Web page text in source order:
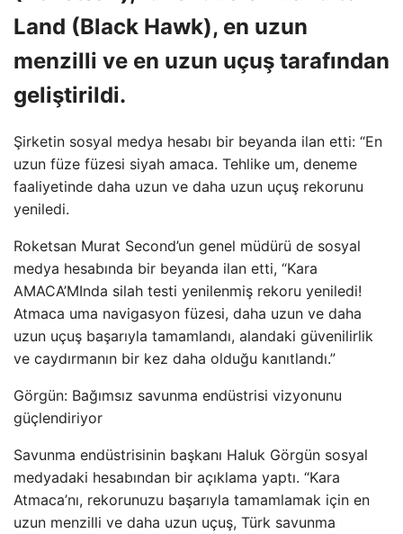
Land (Black Hawk), en uzun
menzilli ve en uzun uçuş tarafından
geliştirildi.
Şirketin sosyal medya hesabı bir beyanda ilan etti: “En
uzun füze füzesi siyah amaca. Tehlike um, deneme
faaliyetinde daha uzun ve daha uzun uçuş rekorunu
yeniledi.
Roketsan Murat Second’un genel müdürü de sosyal
medya hesabında bir beyanda ilan etti, “Kara
AMACA’MInda silah testi yenilenmiş rekoru yeniledi!
Atmaca uma navigasyon füzesi, daha uzun ve daha
uzun uçuş başarıyla tamamlandı, alandaki güvenilirlik
ve caydırmanın bir kez daha olduğu kanıtlandı.”
Görgün: Bağımsız savunma endüstrisi vizyonunu
güçlendiriyor
Savunma endüstrisinin başkanı Haluk Görgün sosyal
medyadaki hesabından bir açıklama yaptı. “Kara
Atmaca’nı, rekorunuzu başarıyla tamamlamak için en
uzun menzilli ve daha uzun uçuş, Türk savunma